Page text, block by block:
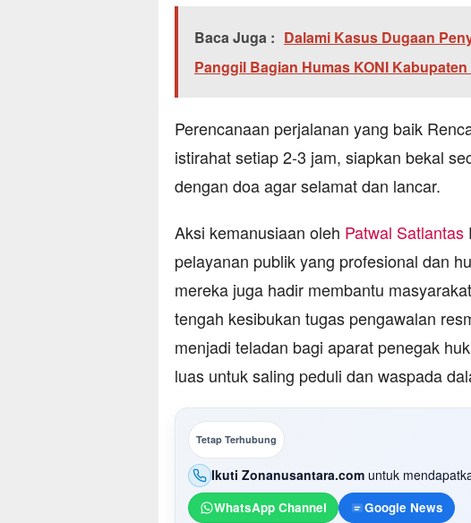
Baca Juga : Dalami Kasus Dugaan
Panggil Bagian Humas KONI Kabupaten
Perencanaan perjalanan yang baik
istirahat setiap 2-3 jam, siapkan bekal
dengan doa agar selamat dan lancar.
Aksi kemanusiaan oleh Patwal Satlantas
pelayanan publik yang profesional dan
mereka juga hadir membantu
tengah kesibukan tugas pengawalan
menjadi teladan bagi aparat penegak
luas untuk saling peduli dan waspada
Tetap Terhubung
Ikuti Zonanusantara.com untuk
WhatsApp Channel Google News